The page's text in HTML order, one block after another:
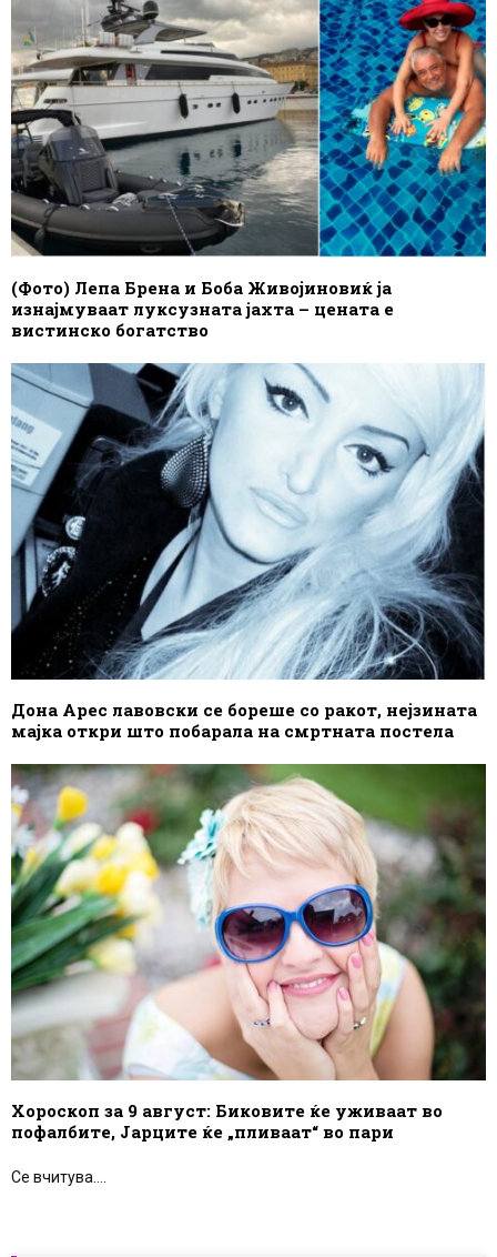
(Фото) Лепа Брена и Боба Живојиновиќ ја
изнајмуваат луксузната јахта – цената е
вистинско богатство
Дона Арес лавовски се бореше со ракот, нејзината
мајка откри што побарала на смртната постела
Хороскоп за 9 август: Биковите ќе уживаат во
пофалбите, Јарците ќе „пливаат“ во пари
Се вчитува....